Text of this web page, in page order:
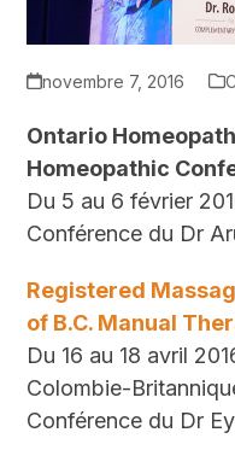
novembre 7, 2016
Ontario
Homeopathic
Du 5 au 6 février
Conférence du Dr
Registered
of B.C. Manual
Du 16 au 18 avril
Colombie-
Conférence du Dr